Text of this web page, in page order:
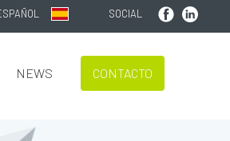
SOCIAL
NEWS CONTACTO